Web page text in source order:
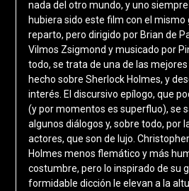
nada del otro mundo, y uno
hubiera sido este film con el mismo
reparto, pero dirigido por Brian de
Vilmos Zsigmond y musicado por
todo, se trata de una de las
hecho sobre Sherlock Holmes, y
interés. El discursivo epílogo, que
(y por momentos es superfluo), se
algunos diálogos y, sobre todo, por
actores, que son de lujo.
Holmes menos flemático y más
costumbre, pero lo inspirado de su
formidable dicción le elevan a la